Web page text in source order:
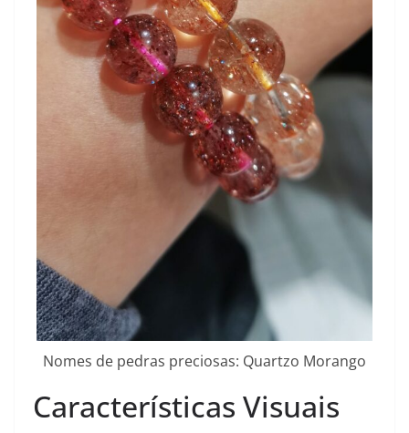
Nomes de pedras preciosas: Quartzo Morango
Características Visuais